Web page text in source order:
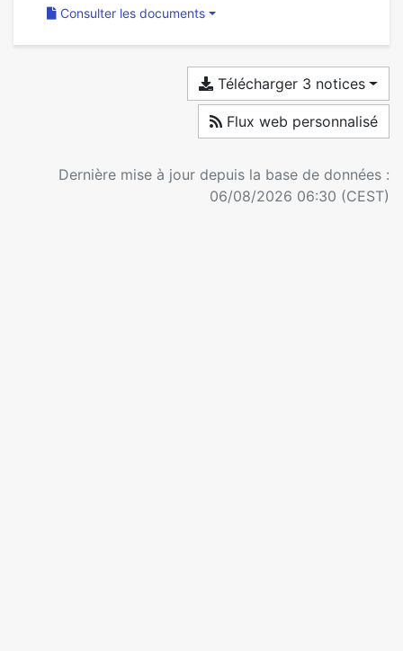
Consulter les documents
Télécharger 3 notices
Flux web personnalisé
Dernière mise à jour depuis la base de données :
06/08/2026 06:30 (CEST)